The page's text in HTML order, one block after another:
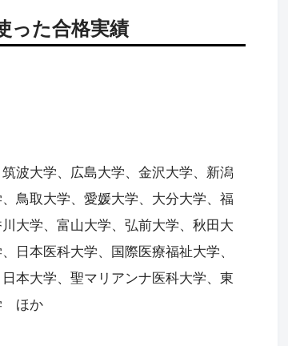
った合格実績
波大学、広島大学、金沢大学、新潟
鳥取大学、愛媛大学、大分大学、福
大学、富山大学、弘前大学、秋田大
日本医科大学、国際医療福祉大学、
本大学、聖マリアンナ医科大学、東
ほか